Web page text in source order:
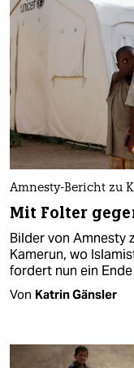
Amnesty-Bericht zu
Mit Folter
Bilder von Amnesty
Kamerun, wo
fordert nun ein
Von Katrin Gänsler